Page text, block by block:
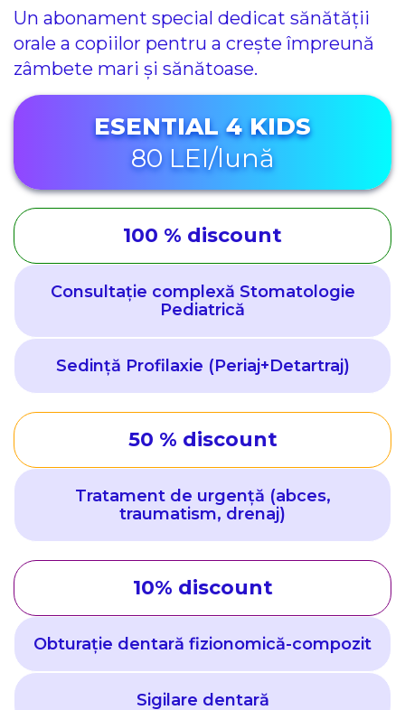
Un abonament special dedicat sănătății
orale a copiilor pentru a crește împreună
zâmbete mari și sănătoase.
ESENTIAL 4 KIDS
80 LEI/lună
100 % discount
Consultație complexă Stomatologie
Pediatrică
Sedință Profilaxie (Periaj+Detartraj)
50 % discount
Tratament de urgență (abces,
traumatism, drenaj)
10% discount
Obturație dentară fizionomică-compozit
Sigilare dentară